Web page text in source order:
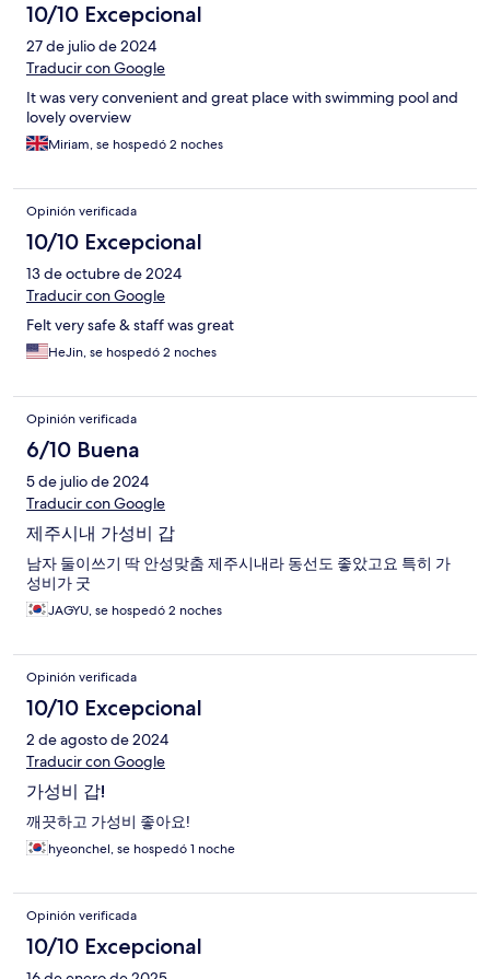
10/10 Excepcional
27 de julio de 2024
Traducir con Google
It was very convenient and great place with swimming pool and
lovely overview
Miriam, se hospedó 2 noches
Opinión verificada
10/10 Excepcional
13 de octubre de 2024
Traducir con Google
Felt very safe & staff was great
HeJin, se hospedó 2 noches
Opinión verificada
6/10 Buena
5 de julio de 2024
Traducir con Google
제주시내 가성비 갑
남자 둘이쓰기 딱 안성맞춤 제주시내라 동선도 좋았고요 특히 가
성비가 굿
JAGYU, se hospedó 2 noches
Opinión verificada
10/10 Excepcional
2 de agosto de 2024
Traducir con Google
가성비 갑!
깨끗하고 가성비 좋아요!
hyeonchel, se hospedó 1 noche
Opinión verificada
10/10 Excepcional